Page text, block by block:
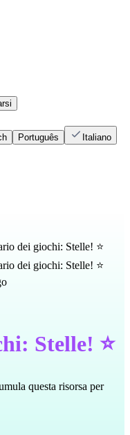
Português
Italiano
Stelle! ⭐️
questa risorsa per